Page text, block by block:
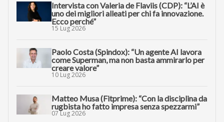
Intervista con Valeria de Flaviis (CDP): “L’AI è
uno dei migliori alleati per chi fa innovazione.
Ecco perché”
15 Lug 2026
Paolo Costa (Spindox): “Un agente AI lavora
come Superman, ma non basta ammirarlo per
creare valore”
10 Lug 2026
Matteo Musa (Fitprime): “Con la disciplina da
rugbista ho fatto impresa senza spezzarmi”
07 Lug 2026